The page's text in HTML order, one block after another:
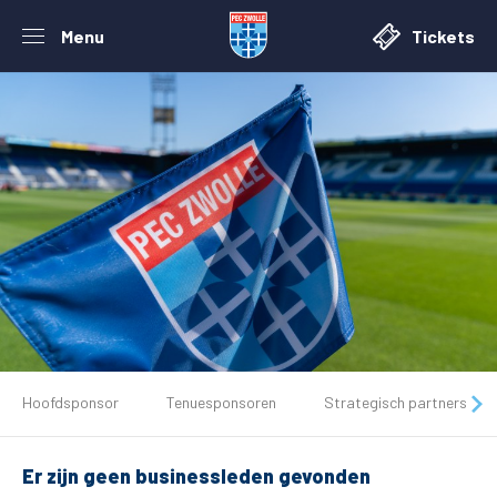
Menu Tickets
Tickets
Matchdays
Hoofdsponsor Tenuesponsoren Strategisch partners
Er zijn geen businessleden gevonden